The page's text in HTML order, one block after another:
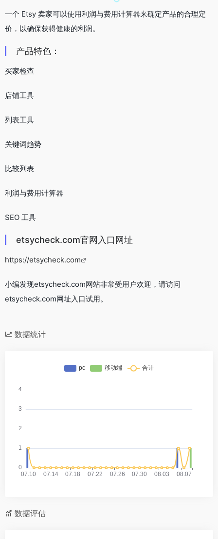
一个 Etsy 卖家可以使用利润与费用计算器来确定产品的合理定
价，以确保获得健康的利润。
产品特色：
买家检查
店铺工具
列表工具
关键词趋势
比较列表
利润与费用计算器
SEO 工具
etsycheck.com官网入口网址
https://etsycheck.com
小编发现etsycheck.com网站非常受用户欢迎，请访问
etsycheck.com网址入口试用。
数据统计
数据评估